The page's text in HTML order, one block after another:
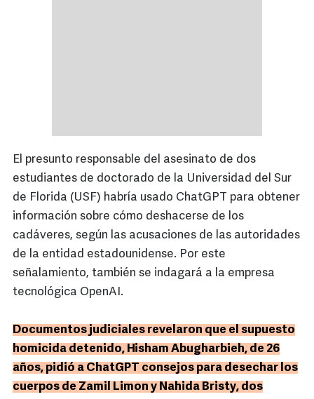
El presunto responsable del asesinato de dos
estudiantes de doctorado de la Universidad del Sur
de Florida (USF) habría usado ChatGPT para obtener
información sobre cómo deshacerse de los
cadáveres, según las acusaciones de las autoridades
de la entidad estadounidense. Por este
señalamiento, también se indagará a la empresa
tecnológica OpenAI.
Documentos judiciales revelaron que el supuesto
homicida detenido, Hisham Abugharbieh, de 26
años, pidió a ChatGPT consejos para desechar los
cuerpos de Zamil Limon y Nahida Bristy, dos